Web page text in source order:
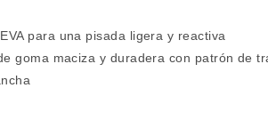
para una pisada ligera y reactiva
goma maciza y duradera con patrón de